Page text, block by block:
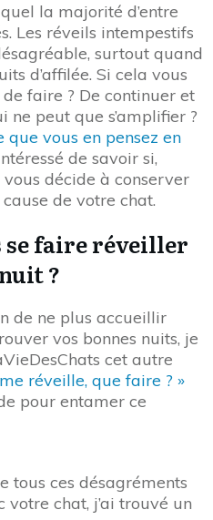
la majorité d’entre
Les réveils intempestifs
surtout quand
d’affilée. Si cela vous
faire ? De continuer et
peut que s’amplifier ?
vous en pensez en
de savoir si,
décide à conserver
de votre chat.
se faire réveiller
?
de ne plus accueillir
vos bonnes nuits, je
cet autre
réveille, que faire ? »
pour entamer ce
tous ces désagréments
chat, j’ai trouvé un